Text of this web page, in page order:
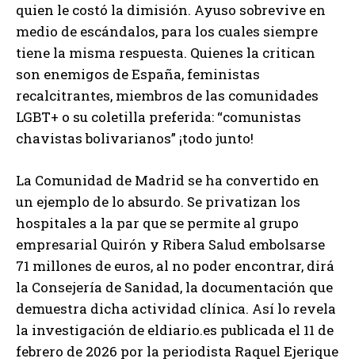
quien le costó la dimisión. Ayuso sobrevive en
medio de escándalos, para los cuales siempre
tiene la misma respuesta. Quienes la critican
son enemigos de España, feministas
recalcitrantes, miembros de las comunidades
LGBT+ o su coletilla preferida: “comunistas
chavistas bolivarianos” ¡todo junto!
La Comunidad de Madrid se ha convertido en
un ejemplo de lo absurdo. Se privatizan los
hospitales a la par que se permite al grupo
empresarial Quirón y Ribera Salud embolsarse
71 millones de euros, al no poder encontrar, dirá
la Consejería de Sanidad, la documentación que
demuestra dicha actividad clínica. Así lo revela
la investigación de eldiario.es publicada el 11 de
febrero de 2026 por la periodista Raquel Ejerique